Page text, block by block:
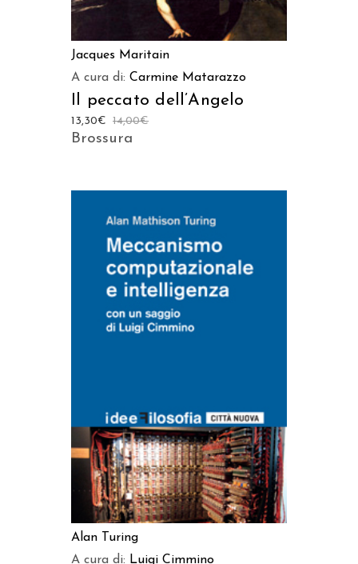
Jacques Maritain
A cura di: Carmine Matarazzo
Il peccato dell’Angelo
14,00€
13,30€
Brossura
Alan Turing
A cura di: Luigi Cimmino